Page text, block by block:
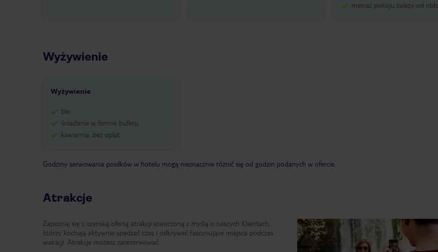
metraż pokoju zależy od
Wyżywienie
Wyżywienie
bar
śniadanie w formie bufetu
kawiarnia: bez opłat
Godziny serwowania posiłków w hotelu mogą nieznacznie różnić się od godzin podanych w ofercie.
Atrakcje
Zapoznaj się z szeroką ofertą atrakcji stworzoną z myślą o naszych Klientach,
którzy kochają aktywnie spędzać czas i odkrywać fascynujące miejsca podczas
wakacji. Atrakcje możesz zarezerwować: